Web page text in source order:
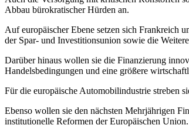
Abbau bürokratischer Hürden an.
Auf europäischer Ebene setzen sich Frankreich
der Spar- und Investitionsunion sowie die
Darüber hinaus wollen sie die Finanzierung
Handelsbedingungen und eine größere
Für die europäische Automobilindustrie streben
Ebenso wollen sie den nächsten Mehrjährigen
institutionelle Reformen der Europäischen Union.